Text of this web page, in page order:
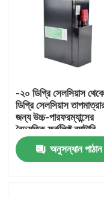
বাড়ি
-২০ ডিগ্রি সেলসিয়াস
ডিগ্রি সেলসিয়াস
জন্য উচ্চ-পারফরম্যান্সের
বৈদ্যুতিক ফর্কলিফ্ট ব্যাটারি
অনুসন্ধান পাঠান